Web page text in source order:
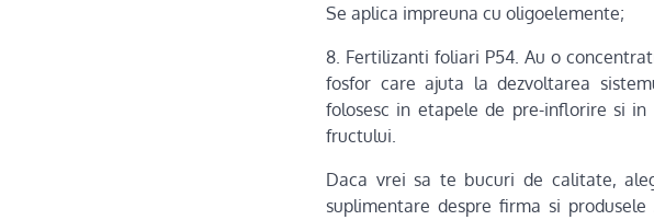
Se aplica impreuna cu oligoelemente;
8. Fertilizanti foliari P54. Au o
fosfor care ajuta la dezvoltarea
folosesc in etapele de pre-inflorire si in
fructului.
Daca vrei sa te bucuri de calitate,
suplimentare despre firma si